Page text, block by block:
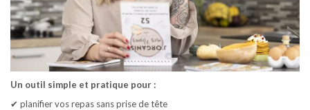
Un outil simple et pratique pour :
✔ planifier vos repas sans prise de tête